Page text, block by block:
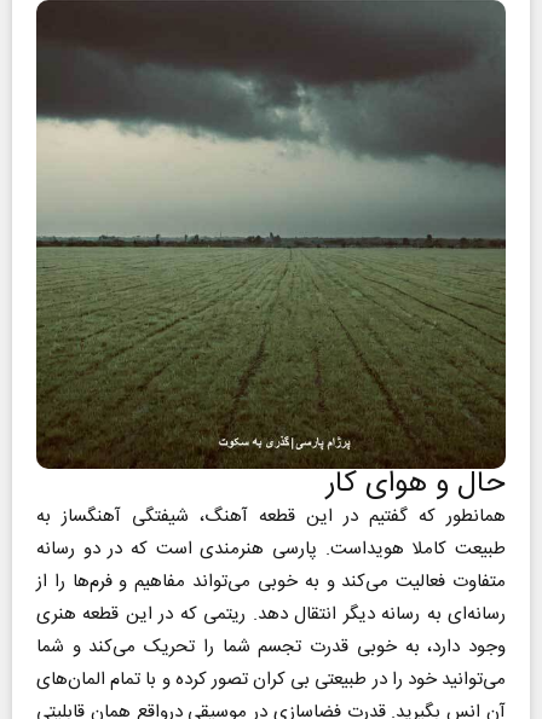
حال و هوای کار
همانطور که گفتیم در این قطعه آهنگ، شیفتگی آهنگساز به
طبیعت کاملا هویداست. پارسی هنرمندی است که در دو رسانه
متفاوت فعالیت می‌کند و به خوبی می‌‌تواند مفاهیم و فرم‌ها را از
رسانه‌ای به رسانه دیگر انتقال دهد. ریتمی که در این قطعه هنری
وجود دارد، به خوبی قدرت تجسم شما را تحریک می‌کند و شما
می‌توانید خود را در طبیعتی بی کران تصور کرده و با تمام المان‌های
آن انس بگیرید. قدرت فضاسازی در موسیقی درواقع همان قابلیتی